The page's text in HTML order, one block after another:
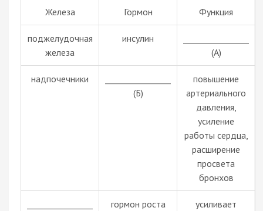
Железа Гормон Функция
поджелудочная
железа
инсулин
(А)
надпочечники
(Б)
повышение
артериального
давления,
усиление
работы сердца,
расширение
просвета
бронхов
гормон роста
усиливает